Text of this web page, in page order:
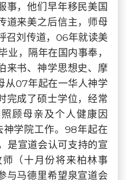
事，他们早年移民美国
道来美之后信主，师母
召刘传道，06年就读美
业，隔年在国内事奉，
来书、神学思想史、摩
从07年起在一华人神学
完成了硕士学位，经常
顾母亲及个人健康因
学院工作。98年起在
是宣道会认可支持的宣
（十月份将来柏林事
与马德里希望泉宣道会